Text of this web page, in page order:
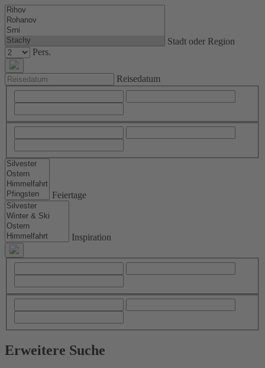
Stadt oder Region
Pers.
Reisedatum
Feiertage
Inspiration
Erweitere Suche